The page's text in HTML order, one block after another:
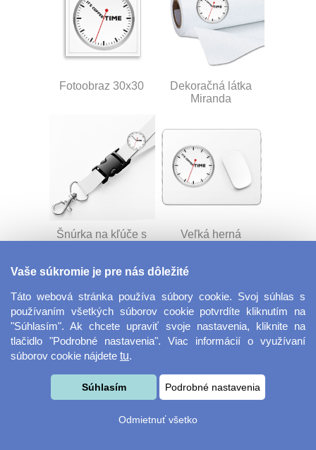
Fotoobraz 30x30
Dekoračná látka
Miranda
Šnúrka na kľúče s
Veľká herná
Velkoformátová
Desiatový box
Vaše súkromie je pre nás dôležité
Táto webová stránka používa súbory cookie. Svoj súhlas s
používaním všetkých súborov cookie potvrdíte kliknutím na
"Súhlasím". Ak chcete upraviť svoje nastavenia, kliknite na
tlačidlo "Podrobné nastavenia". Viac informácií o využívaní
súborov cookie nájdete tu.
Súhlasím Podrobné nastavenia
Odmietnuť všetko